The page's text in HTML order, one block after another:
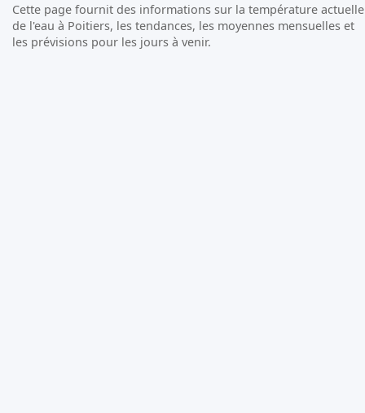
Cette page fournit des informations sur la température actuelle
de l'eau à Poitiers, les tendances, les moyennes mensuelles et
les prévisions pour les jours à venir.